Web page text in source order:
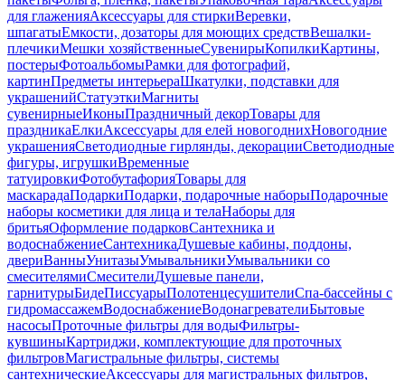
для глаженияАксессуары для стиркиВеревки,
шпагатыЕмкости, дозаторы для моющих средствВешалки-
плечикиМешки хозяйственныеСувенирыКопилкиКартины,
постерыФотоальбомыРамки для фотографий,
картинПредметы интерьераШкатулки, подставки для
украшенийСтатуэткиМагниты
сувенирныеИконыПраздничный декорТовары для
праздникаЕлкиАксессуары для елей новогоднихНовогодние
украшенияСветодиодные гирлянды, декорацииСветодиодные
фигуры, игрушкиВременные
татуировкиФотобутафорияТовары для
маскарадаПодаркиПодарки, подарочные наборыПодарочные
наборы косметики для лица и телаНаборы для
бритьяОформление подарковСантехника и
водоснабжениеСантехникаДушевые кабины, поддоны,
двериВанныУнитазыУмывальникиУмывальники со
смесителямиСмесителиДушевые панели,
гарнитурыБидеПиссуарыПолотенцесушителиСпа-бассейны с
гидромассажемВодоснабжениеВодонагревателиБытовые
насосыПроточные фильтры для водыФильтры-
кувшиныКартриджи, комплектующие для проточных
фильтровМагистральные фильтры, системы
сантехническиеАксессуары для магистральных фильтров,